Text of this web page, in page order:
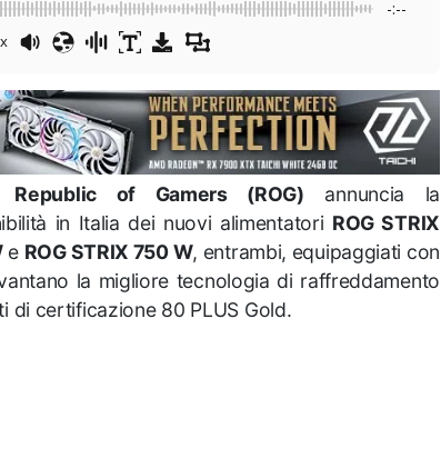
-:--
Republic of Gamers (ROG) annuncia la
in Italia dei nuovi alimentatori ROG STRIX
e ROG STRIX 750 W, entrambi, equipaggiati con
la migliore tecnologia di raffreddamento
di certificazione 80 PLUS Gold.